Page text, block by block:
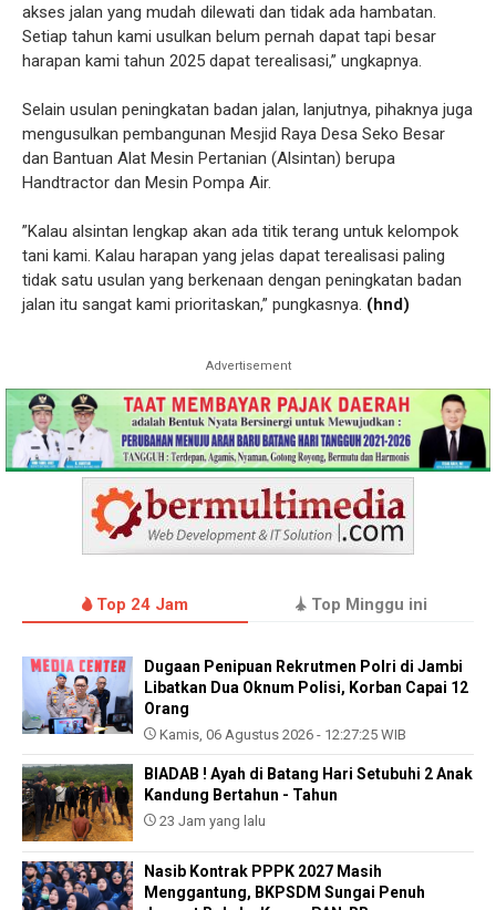
akses jalan yang mudah dilewati dan tidak ada hambatan.
Setiap tahun kami usulkan belum pernah dapat tapi besar
harapan kami tahun 2025 dapat terealisasi,” ungkapnya.
Selain usulan peningkatan badan jalan, lanjutnya, pihaknya juga
mengusulkan pembangunan Mesjid Raya Desa Seko Besar
dan Bantuan Alat Mesin Pertanian (Alsintan) berupa
Handtractor dan Mesin Pompa Air.
”Kalau alsintan lengkap akan ada titik terang untuk kelompok
tani kami. Kalau harapan yang jelas dapat terealisasi paling
tidak satu usulan yang berkenaan dengan peningkatan badan
jalan itu sangat kami prioritaskan,” pungkasnya. (hnd)
Advertisement
Top 24 Jam Top Minggu ini
Dugaan Penipuan Rekrutmen Polri di Jambi
Libatkan Dua Oknum Polisi, Korban Capai 12
Orang
Kamis, 06 Agustus 2026 - 12:27:25 WIB
BIADAB ! Ayah di Batang Hari Setubuhi 2 Anak
Kandung Bertahun - Tahun
23 Jam yang lalu
Nasib Kontrak PPPK 2027 Masih
Menggantung, BKPSDM Sungai Penuh